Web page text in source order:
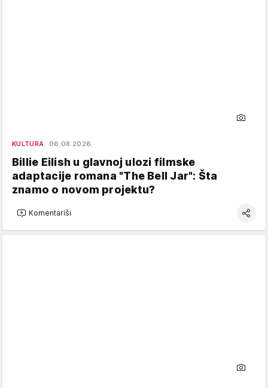
KULTURA 06.08.2026.
Billie Eilish u glavnoj ulozi filmske
adaptacije romana "The Bell Jar": Šta
znamo o novom projektu?
Komentariši